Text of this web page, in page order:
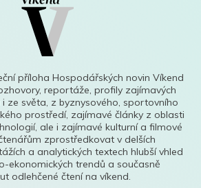
příloha Hospodářských novin Víkend
reportáže, profily zajímavých
ze světa, z byznysového, sportovního
prostředí, zajímavé články z oblasti
ale i zajímavé kulturní a filmové
zprostředkovat v delších
a analytických textech hlubší vhled
ekonomických trendů a současně
odlehčené čtení na víkend.